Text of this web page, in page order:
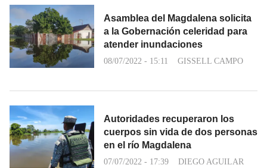
Asamblea del Magdalena solicita
a la Gobernación celeridad para
atender inundaciones
08/07/2022 - 15:11 GISSELL CAMPO
Autoridades recuperaron los
cuerpos sin vida de dos personas
en el río Magdalena
07/07/2022 - 17:39 DIEGO AGUILAR